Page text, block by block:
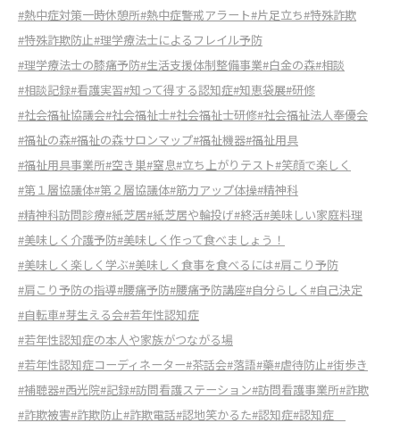
#熱中症対策一時休憩所#熱中症警戒アラート#片足立ち#特殊詐欺
#特殊詐欺防止#理学療法士によるフレイル予防
#理学療法士の膝痛予防#生活支援体制整備事業#白金の森#相談
#相談記録#看護実習#知って得する認知症#知恵袋展#研修
#社会福祉協議会#社会福祉士#社会福祉士研修#社会福祉法人奉優会
#福祉の森#福祉の森サロンマップ#福祉機器#福祉用具
#福祉用具事業所#空き巣#窒息#立ち上がりテスト#笑顔で楽しく
#第１層協議体#第２層協議体#筋力アップ体操#精神科
#精神科訪問診療#紙芝居#紙芝居や輪投げ#終活#美味しい家庭料理
#美味しく介護予防#美味しく作って食べましょう！
#美味しく楽しく学ぶ#美味しく食事を食べるには#肩こり予防
#肩こり予防の指導#腰痛予防#腰痛予防講座#自分らしく #自己決定
#自転車#芽生える会#若年性認知症
#若年性認知症の本人や家族がつながる場
#若年性認知症コーディネーター#茶話会#落語#藥#虐待防止#街歩き
#補聴器#西光院#記録#訪問看護ステーション#訪問看護事業所#詐欺
#詐欺被害#詐欺防止#詐欺電話#認地笑かるた#認知症#認知症